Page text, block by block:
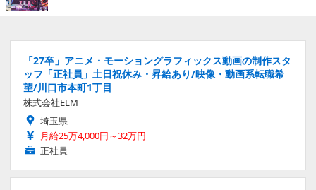
「27卒」アニメ・モーショングラフィックス動画の制作スタ
ッフ「正社員」土日祝休み・昇給あり/映像・動画系転職希
望/川口市本町1丁目
株式会社ELM
埼玉県
月給25万4,000円～32万円
正社員